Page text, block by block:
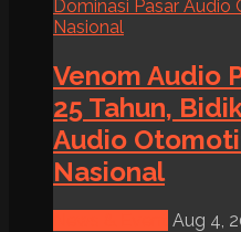
Venom Audio
25 Tahun,
Audio
Nasional
Aug 4,